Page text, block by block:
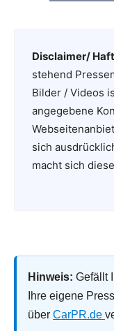
Disclaimer/
stehend
Bilder / Videos
angegebene
sich
macht sich
Hinweis: Gefällt
Ihre eigene
über CarPR.de